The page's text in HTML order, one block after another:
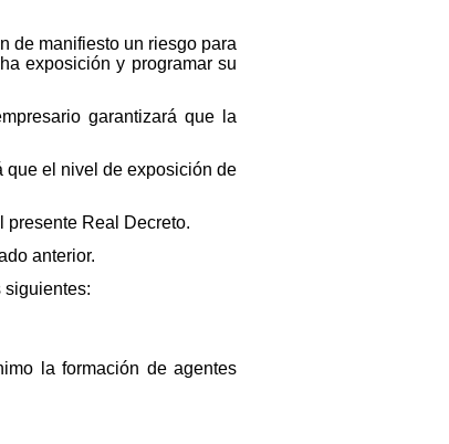
de manifiesto un riesgo para
exposición y programar su
garantizará que la
que el nivel de exposición de
presente Real Decreto.
anterior.
siguientes:
la formación de agentes